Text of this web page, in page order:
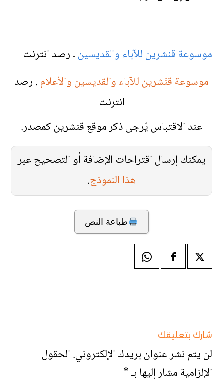
موسوعة قنشرين للآباء والقديسينـ رصد انترنت
موسوعة قنّشرين للآباء والقديسين والأعلام. رصد
انترنت
عند الاقتباس يُرجى ذكر موقع قنشرين كمصدر.
يمكنك إرسال اقتراحات الإضافة أو التصحيح عبر
هذا النموذج.
طباعة النص
شارك بتعليقك
لن يتم نشر عنوان بريدك الإلكتروني.الحقول
الإلزامية مشار إليها بـ*